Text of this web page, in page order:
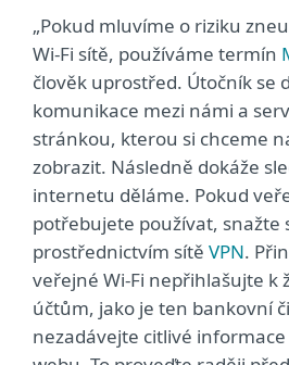
„Pokud mluvíme o riziku
Wi-Fi sítě, používáme termín
člověk uprostřed. Útočník se
komunikace mezi námi a
stránkou, kterou si chceme
zobrazit. Následně dokáže
internetu děláme. Pokud
potřebujete používat, snažte
prostřednictvím sítě VPN.
veřejné Wi-Fi nepřihlašujte k
účtům, jako je ten bankovní
nezadávejte citlivé